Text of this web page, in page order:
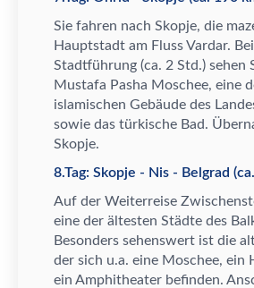
Sie fahren nach Skopje, die
Hauptstadt am Fluss Vardar.
Stadtführung (ca. 2 Std.) sehen
Mustafa Pasha Moschee, eine
islamischen Gebäude des
sowie das türkische Bad. Ü
Skopje.
8.Tag: Skopje - Nis - Belgrad
Auf der Weiterreise
eine der ä ltesten Städte des
Besonders sehenswert ist die
der sich u.a. eine Moschee, ein
ein Amphitheater befinden.